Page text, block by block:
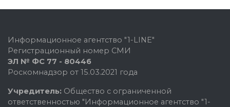
Информационное агентство "1-LINE"
Регистрационный номер СМИ
ЭЛ № ФС 77 - 80446
Роскомнадзор от 15.03.2021 года
Учредитель: Общество с ограниченной
ответственностью "Информационное агентство "1-